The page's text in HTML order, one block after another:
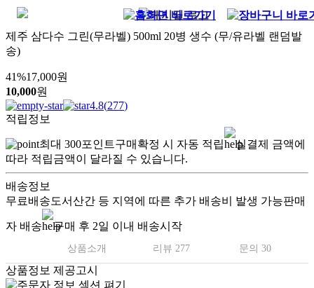
제주 삼다수 그린(무라벨) 500ml 20병 생수 (무/유라벨 랜덤발
송)
41%17,000원
10,000원
4.8(277)
적립정보
최대 300포인트구매확정 시 자동 적립
실결제 금액에
따라 적립금액이 달라질 수 있습니다.
배송정보
무료배송도서산간 등 지역에 따른 추가 배송비 발생 가능판매
자 배송 구매 후 2일 이내 배송시작
상품소개 리뷰 277 문의 30
상품정보 제공고시